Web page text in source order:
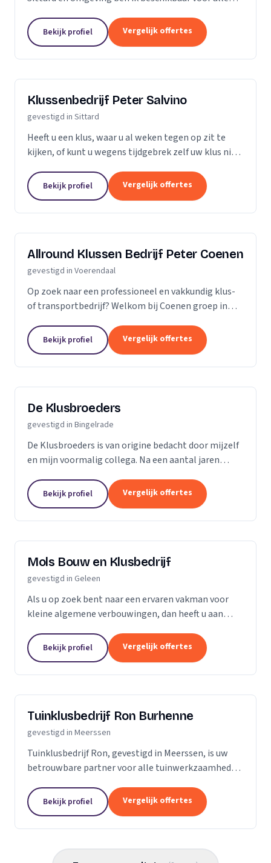
Bekijk profiel Vergelijk offertes
Klussenbedrijf Peter Salvino
gevestigd in Sittard
Heeft u een klus, waar u al weken tegen op zit te
kijken, of kunt u wegens tijdgebrek zelf uw klus niet
en betrouwbaarheid, dan bent u bij...
Bekijk profiel Vergelijk offertes
Allround Klussen Bedrijf Peter Coenen
gevestigd in Voerendaal
Op zoek naar een professioneel en vakkundig klus-
of transportbedrijf? Welkom bij Coenen groep in
één. Hoe kunnen wij je het beste helpen?
Bekijk profiel Vergelijk offertes
De Klusbroeders
gevestigd in Bingelrade
De Klusbroeders is van origine bedacht door mijzelf
en mijn voormalig collega. Na een aantal jaren
ons ontwikkeld tot all-round klusjesmannen en...
Bekijk profiel Vergelijk offertes
Mols Bouw en Klusbedrijf
gevestigd in Geleen
Als u op zoek bent naar een ervaren vakman voor
kleine algemene verbouwingen, dan heeft u aan
vooral gespecialiseerd in het uitvoeren kleine...
Bekijk profiel Vergelijk offertes
Tuinklusbedrijf Ron Burhenne
gevestigd in Meerssen
Tuinklusbedrijf Ron, gevestigd in Meerssen, is uw
betrouwbare partner voor alle tuinwerkzaamheden.
onderscheiden we ons door onze expertise en passie
voor...
Bekijk profiel Vergelijk offertes